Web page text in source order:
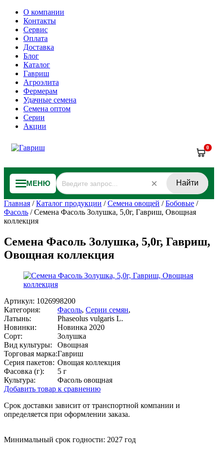
О компании
Контакты
Сервис
Оплата
Доставка
Блог
Каталог
Гавриш
Агроэлита
Фермерам
Удачные семена
Семена оптом
Серии
Акции
0
МЕНЮ Найти
Главная /Каталог продукции /Семена овощей /Бобовые /
Фасоль /Семена Фасоль Золушка, 5,0г, Гавриш, Овощная
коллекция
Семена Фасоль Золушка, 5,0г, Гавриш,
Овощная коллекция
Артикул: 1026998200
Категория:
Фасоль, Серии семян,
Латынь:
Phaseolus vulgaris L.
Новинки:
Новинка 2020
Сорт:
Золушка
Вид культуры:
Овощная
Торговая марка:Гавриш
Серия пакетов: Овощая коллекция
Фасовка (г):
5 г
Культура:
Фасоль овощная
Добавить товар к сравнению
Срок доставки зависит от транспортной компании и
определяется при оформлении заказа.
Минимальный срок годности: 2027 год